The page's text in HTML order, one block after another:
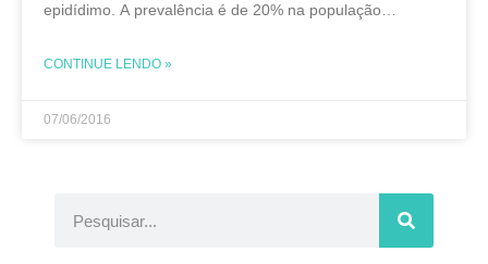
epidídimo. A prevalência é de 20% na população
CONTINUE LENDO »
07/06/2016